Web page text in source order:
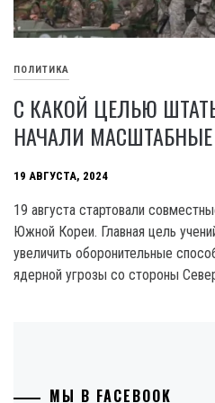
ПОЛИТИКА
С КАКОЙ ЦЕЛЬЮ
НАЧАЛИ
19 АВГУСТА, 2024
19 августа стартовали
Южной Кореи. Главная цель
увеличить оборонительные
ядерной угрозы со стороны
МЫ В FACEBOOK